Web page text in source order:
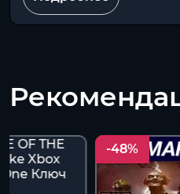
-48%